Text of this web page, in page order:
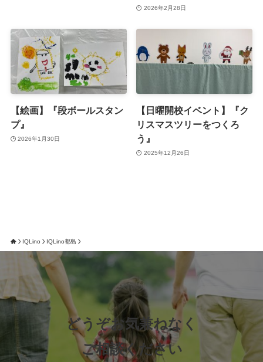
2026年2月28日
【絵画】『段ボールスタン
プ』
2026年1月30日
【日曜開校イベント】『ク
リスマスツリーをつくろ
う』
2025年12月26日
IQLino IQLino都島
どうぞお気兼ねなく
ご相談ください